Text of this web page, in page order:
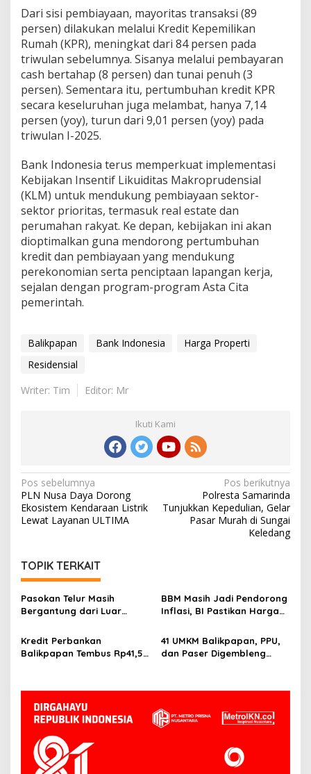
Dari sisi pembiayaan, mayoritas transaksi (89
persen) dilakukan melalui Kredit Kepemilikan
Rumah (KPR), meningkat dari 84 persen pada
triwulan sebelumnya. Sisanya melalui pembayaran
cash bertahap (8 persen) dan tunai penuh (3
persen). Sementara itu, pertumbuhan kredit KPR
secara keseluruhan juga melambat, hanya 7,14
persen (yoy), turun dari 9,01 persen (yoy) pada
triwulan I-2025.
Bank Indonesia terus memperkuat implementasi
Kebijakan Insentif Likuiditas Makroprudensial
(KLM) untuk mendukung pembiayaan sektor-
sektor prioritas, termasuk real estate dan
perumahan rakyat. Ke depan, kebijakan ini akan
dioptimalkan guna mendorong pertumbuhan
kredit dan pembiayaan yang mendukung
perekonomian serta penciptaan lapangan kerja,
sejalan dengan program-program Asta Cita
pemerintah.
Balikpapan Bank Indonesia
Harga Properti
Residensial
Writer: Tim
Editor: Mr
Ikuti Kami
Navigasi
pos
Pos sebelumnya
PLN Nusa Daya Dorong
Ekosistem Kendaraan Listrik
Lewat Layanan ULTIMA
Pos berikutnya
Polresta Samarinda
Tunjukkan Kepedulian, Gelar
Pasar Murah di Sungai
Keledang
TOPIK TERKAIT
Pasokan Telur Masih
Bergantung dari Luar
Siapkan Peternak Baru
BBM Masih Jadi Pendorong
Inflasi, BI Pastikan Harga
PPU Terkendali
Kredit Perbankan
Balikpapan Tembus Rp41,5
41 UMKM Balikpapan, PPU,
dan Paser Digembleng